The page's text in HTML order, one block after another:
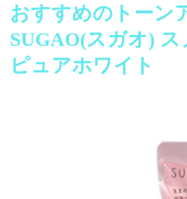
おすすめのトーン
SUGAO(スガオ)
ピュアホワイト